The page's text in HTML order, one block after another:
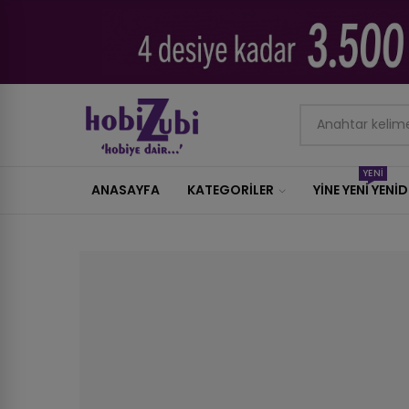
ANASAYFA KATEGORILER YİNE YENİ
YENİ